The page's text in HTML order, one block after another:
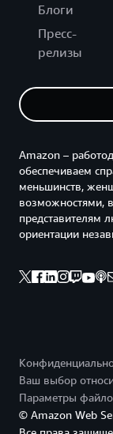
Блоги
Пресс-
релизы
Amazon –
обеспечиваем
меньшинств,
возможностями,
представителям
ориентации
Ваш выбор
Параметры
© Amazon Web